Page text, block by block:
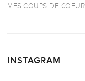
MES COUPS DE COEUR
INSTAGRAM